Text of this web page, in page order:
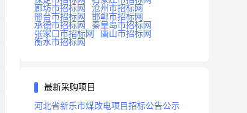
廊坊市招标网
沧州市招标网
邢台市招标网
邯郸市招标网
承德市招标网
秦皇岛市招标网
张家口市招标网
唐山市招标网
衡水市招标网
最新采购项目
河北省新乐市煤改电项目招标公告公示